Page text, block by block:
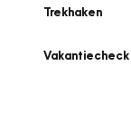
Trekhaken
Vakantiecheck